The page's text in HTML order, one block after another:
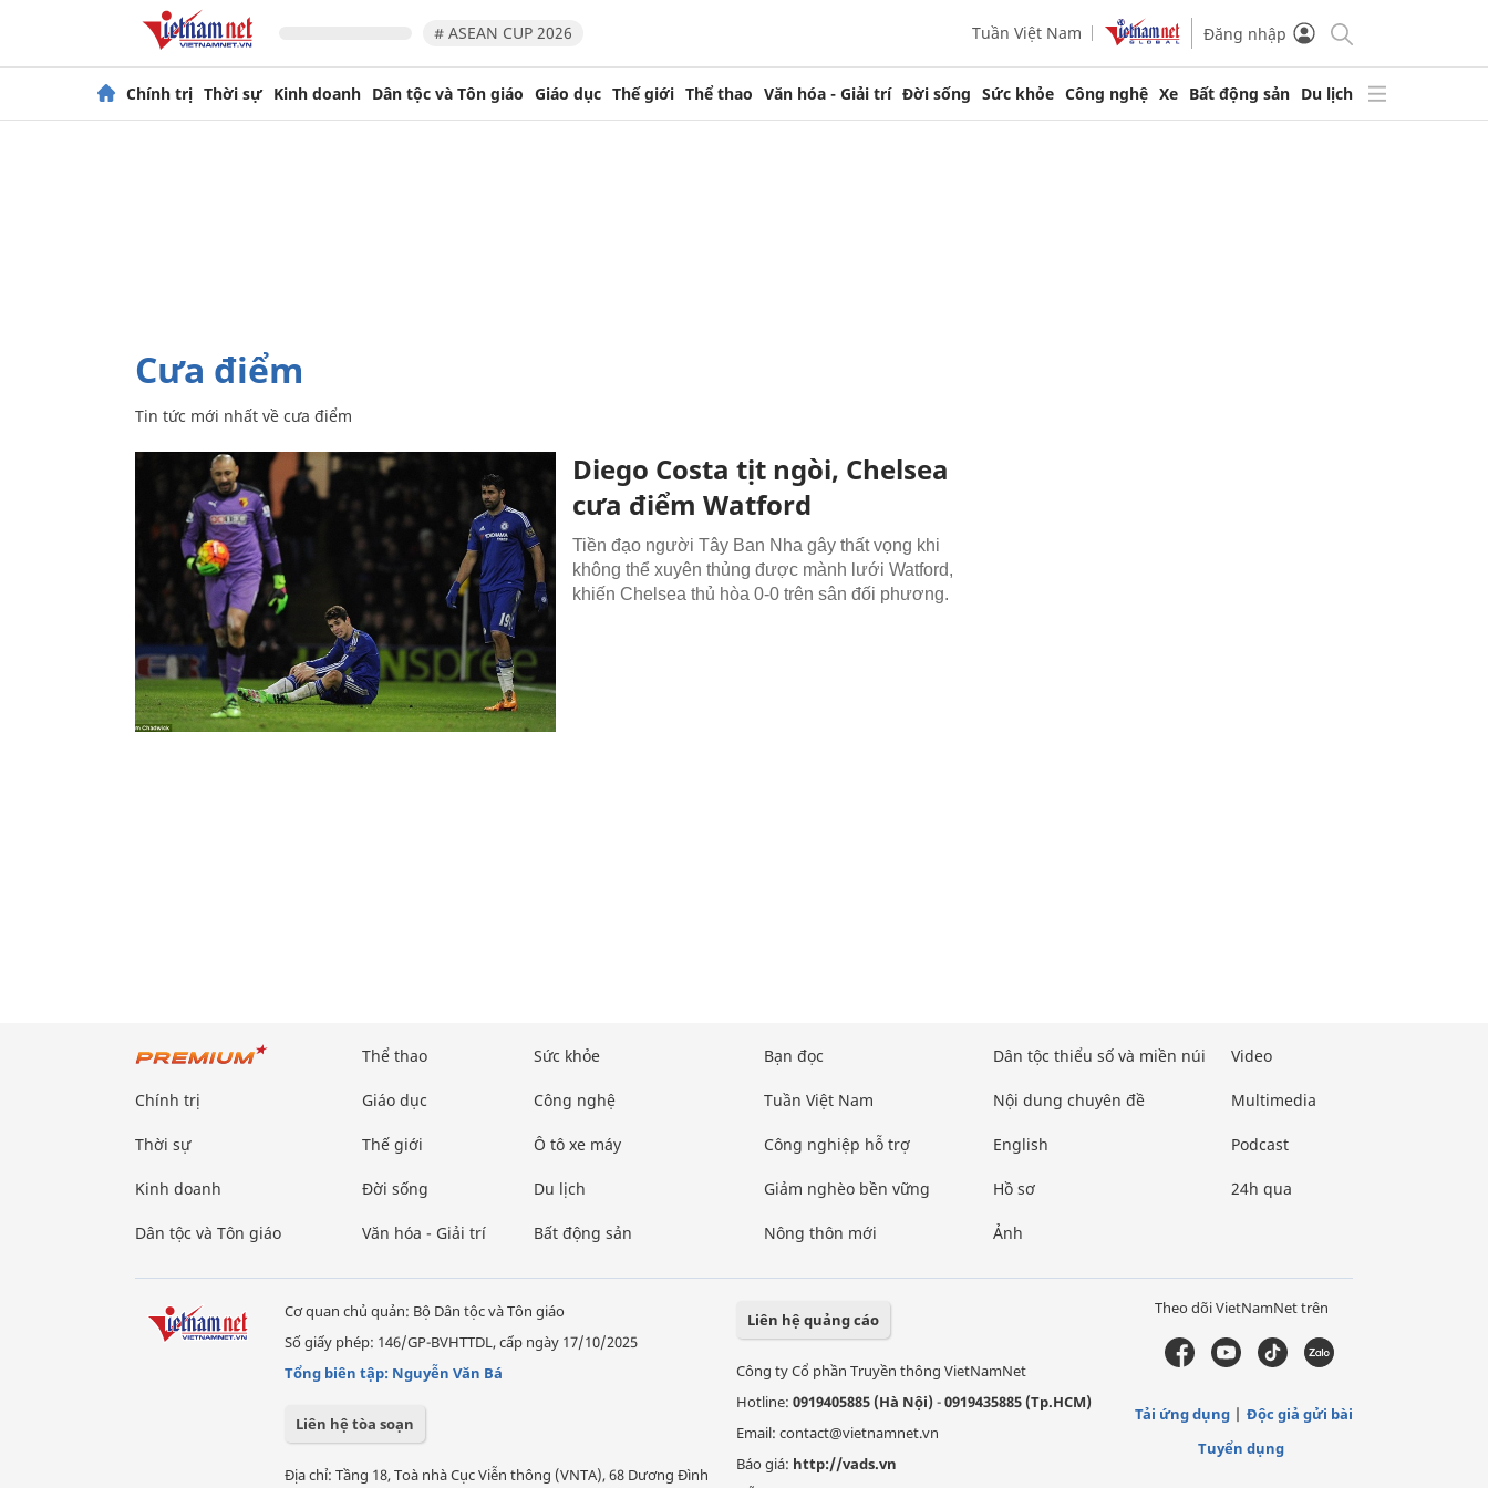
# ASEAN CUP 2026 Tuần Việt Nam Đăng nhập
Chính trị Thời sự Kinh doanh Dân tộc và Tôn giáo Giáo dục Thế giới Thể thao Văn hóa - Giải trí Đời sống Sức khỏe Công nghệ Xe Bất động sản Du lịch
cưa điểm
Tin tức mới nhất về cưa điểm
Diego Costa tịt ngòi, Chelsea
cưa điểm Watford
Tiền đạo người Tây Ban Nha gây thất vọng khi
không thể xuyên thủng được mành lưới Watford,
khiến Chelsea thủ hòa 0-0 trên sân đối phương.
Chính trị
Thời sự
Kinh doanh
Dân tộc và Tôn giáo
Thể thao
Giáo dục
Thế giới
Đời sống
Văn hóa - Giải trí
Sức khỏe
Công nghệ
Ô tô xe máy
Du lịch
Bất động sản
Bạn đọc
Tuần Việt Nam
Công nghiệp hỗ trợ
Giảm nghèo bền vững
Nông thôn mới
Dân tộc thiểu số và miền núi
Nội dung chuyên đề
English
Hồ sơ
Ảnh
Video
Multimedia
Podcast
24h qua
Cơ quan chủ quản: Bộ Dân tộc và Tôn giáo
Số giấy phép: 146/GP-BVHTTDL, cấp ngày 17/10/2025
Tổng biên tập: Nguyễn Văn Bá
Liên hệ tòa soạn
Địa chỉ: Tầng 18, Toà nhà Cục Viễn thông (VNTA), 68 Dương Đình
Liên hệ quảng cáo
Công ty Cổ phần Truyền thông VietNamNet
Hotline: 0919405885 (Hà Nội)-0919435885 (Tp.HCM)
Email: contact@vietnamnet.vn
Báo giá: http://vads.vn
Theo dõi VietNamNet trên
Tải ứng dụng
Độc giả gửi bài
Tuyển dụng